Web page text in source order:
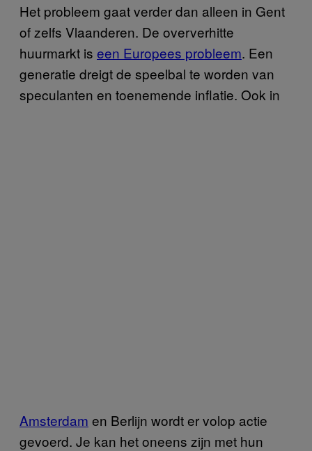
Het probleem gaat verder dan alleen in Gent
of zelfs Vlaanderen. De oververhitte
huurmarkt is een Europees probleem. Een
generatie dreigt de speelbal te worden van
speculanten en toenemende inflatie. Ook in
Amsterdam en Berlijn wordt er volop actie
gevoerd. Je kan het oneens zijn met hun